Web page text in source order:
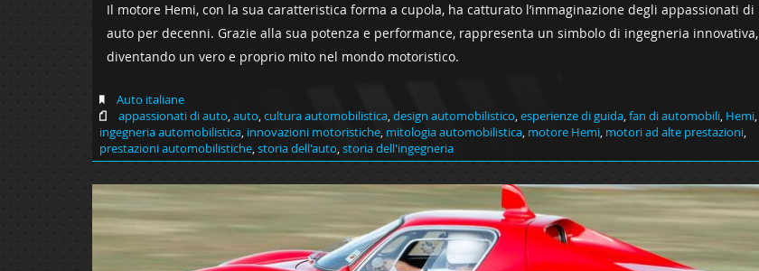
Il motore Hemi, con la sua caratteristica forma a cupola, ha catturato l’immaginazione degli appassionati di
auto per decenni. Grazie alla sua potenza e performance, rappresenta un simbolo di ingegneria innovativa,
diventando un vero e proprio mito nel mondo motoristico.
Auto italiane
appassionati di auto,auto,cultura automobilistica,design automobilistico,esperienze di guida,fan di automobili, Hemi,
ingegneria automobilistica, innovazioni motoristiche, mitologia automobilistica, motore Hemi, motori ad alte prestazioni,
prestazioni automobilistiche,storia dell'auto,storia dell'ingegneria